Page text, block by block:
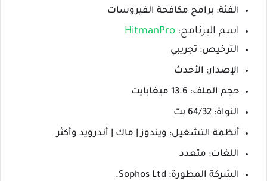
الفئة: برامج مكافحة الفيروسات
اسم البرنامج: HitmanPro
الترخيص: تجريبي
الإصدار: الأحدث
حجم الملف: 13.6 ميغابايت
النواة: 64/32 بت
أنظمة التشغيل: ويندوز | ماك | أندرويد وأكثر
اللغات: متعدد
الشركة المطورة: Sophos Ltd.